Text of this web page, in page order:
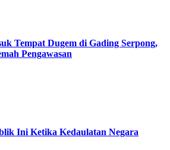
Tempat Dugem di Gading Serpong,
Pengawasan
Ini Ketika Kedaulatan Negara